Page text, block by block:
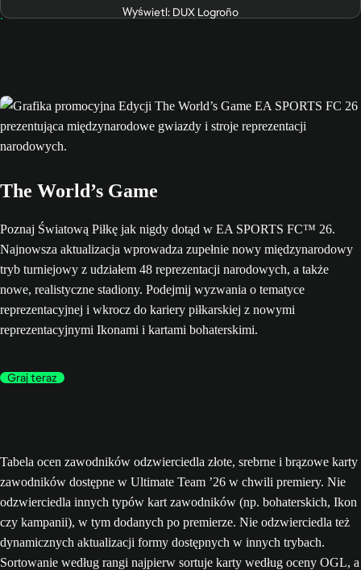
Wyświetl: DUX Logroño
The World’s Game
Poznaj Światową Piłkę jak nigdy dotąd w EA SPORTS FC™ 26.
Najnowsza aktualizacja wprowadza zupełnie nowy międzynarodowy
tryb turniejowy z udziałem 48 reprezentacji narodowych, a także
nowe, realistyczne stadiony. Podejmij wyzwania o tematyce
reprezentacyjnej i wkrocz do kariery piłkarskiej z nowymi
reprezentacyjnymi Ikonami i kartami bohaterskimi.
Graj teraz
Tabela ocen zawodników odzwierciedla złote, srebrne i brązowe karty
zawodników dostępne w Ultimate Team ’26 w chwili premiery. Nie
odzwierciedla innych typów kart zawodników (np. bohaterskich, Ikon
czy kampanii), w tym dodanych po premierze. Nie odzwierciedla też
dynamicznych aktualizacji formy dostępnych w innych trybach.
Sortowanie według rangi najpierw sortuje karty według oceny OGL, a